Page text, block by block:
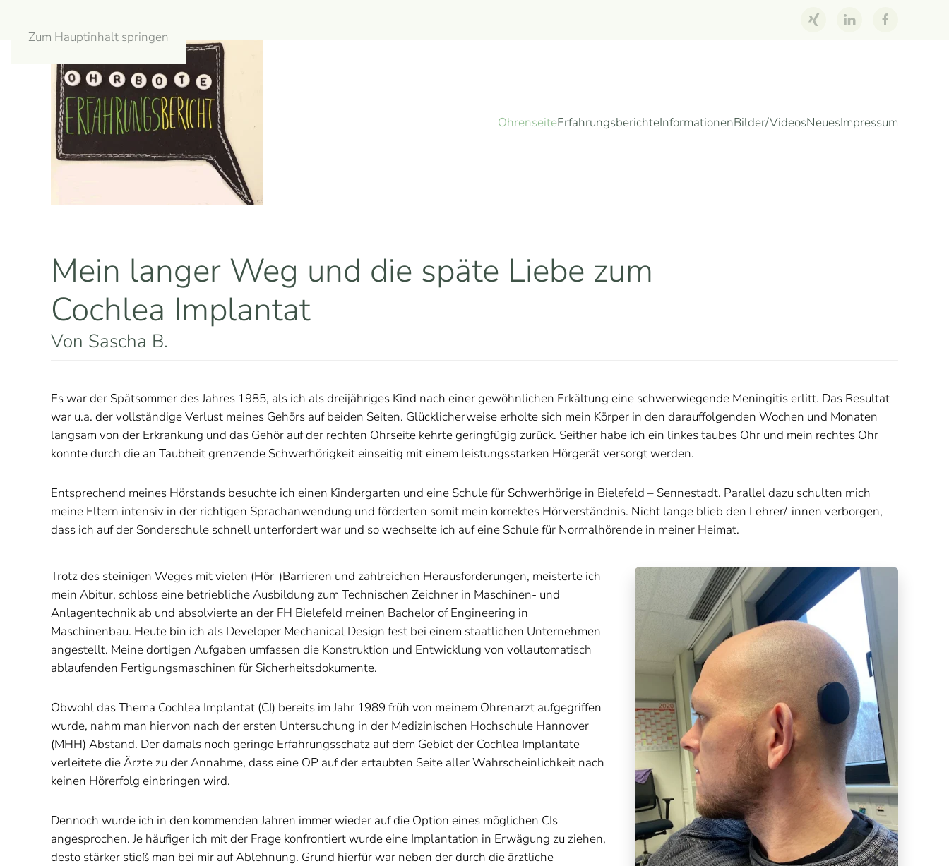
Zum Hauptinhalt springen
OhrenseiteErfahrungsberichteInformationenBilder/VideosNeuesImpressum
Mein langer Weg und die späte Liebe zum
Cochlea Implantat
Von Sascha B.
Es war der Spätsommer des Jahres 1985, als ich als dreijähriges Kind nach einer gewöhnlichen Erkältung eine schwerwiegende Meningitis erlitt. Das Resultat
war u.a. der vollständige Verlust meines Gehörs auf beiden Seiten. Glücklicherweise erholte sich mein Körper in den darauffolgenden Wochen und Monaten
langsam von der Erkrankung und das Gehör auf der rechten Ohrseite kehrte geringfügig zurück. Seither habe ich ein linkes taubes Ohr und mein rechtes Ohr
konnte durch die an Taubheit grenzende Schwerhörigkeit einseitig mit einem leistungsstarken Hörgerät versorgt werden.
Entsprechend meines Hörstands besuchte ich einen Kindergarten und eine Schule für Schwerhörige in Bielefeld – Sennestadt. Parallel dazu schulten mich
meine Eltern intensiv in der richtigen Sprachanwendung und förderten somit mein korrektes Hörverständnis. Nicht lange blieb den Lehrer/-innen verborgen,
dass ich auf der Sonderschule schnell unterfordert war und so wechselte ich auf eine Schule für Normalhörende in meiner Heimat.
Trotz des steinigen Weges mit vielen (Hör-)Barrieren und zahlreichen Herausforderungen, meisterte ich
mein Abitur, schloss eine betriebliche Ausbildung zum Technischen Zeichner in Maschinen- und
Anlagentechnik ab und absolvierte an der FH Bielefeld meinen Bachelor of Engineering in
Maschinenbau. Heute bin ich als Developer Mechanical Design fest bei einem staatlichen Unternehmen
angestellt. Meine dortigen Aufgaben umfassen die Konstruktion und Entwicklung von vollautomatisch
ablaufenden Fertigungsmaschinen für Sicherheitsdokumente.
Obwohl das Thema Cochlea Implantat (CI) bereits im Jahr 1989 früh von meinem Ohrenarzt aufgegriffen
wurde, nahm man hiervon nach der ersten Untersuchung in der Medizinischen Hochschule Hannover
(MHH) Abstand. Der damals noch geringe Erfahrungsschatz auf dem Gebiet der Cochlea Implantate
verleitete die Ärzte zu der Annahme, dass eine OP auf der ertaubten Seite aller Wahrscheinlichkeit nach
keinen Hörerfolg einbringen wird.
Dennoch wurde ich in den kommenden Jahren immer wieder auf die Option eines möglichen CIs
angesprochen. Je häufiger ich mit der Frage konfrontiert wurde eine Implantation in Erwägung zu ziehen,
desto stärker stieß man bei mir auf Ablehnung. Grund hierfür war neben der durch die ärztliche